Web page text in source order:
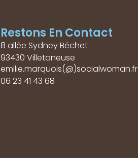
Restons En Contact
8 allée Sydney Béchet
93430 Villetaneuse
emilie.marquois(@)socialwoman.fr
06 23 41 43 68